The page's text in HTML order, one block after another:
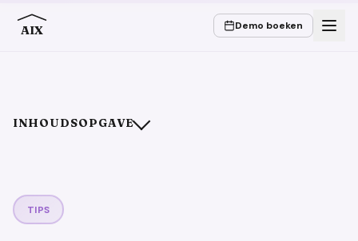
AIX Demo boeken
INHOUDSOPGAVE
Waarom tijd de duurste post is
TIPS